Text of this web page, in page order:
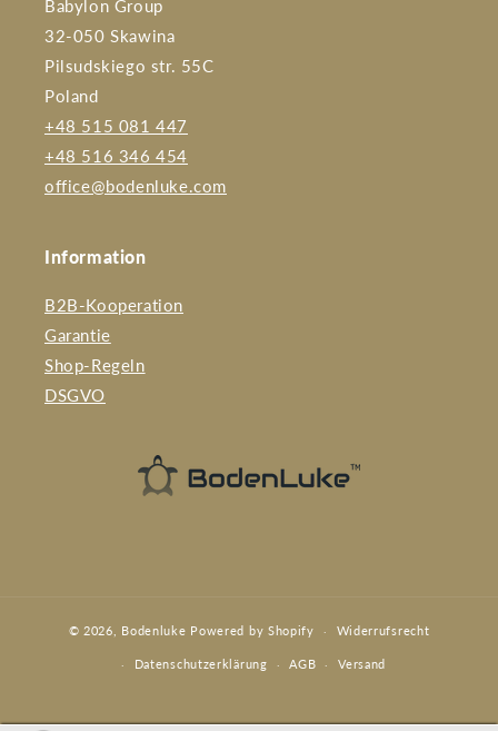
Babylon Group
32-050 Skawina
Pilsudskiego str. 55C
Poland
+48 515 081 447
+48 516 346 454
office@bodenluke.com
Information
B2B-Kooperation
Garantie
Shop-Regeln
DSGVO
© 2026, Bodenluke Powered by Shopify Widerrufsrecht
Datenschutzerklärung AGB Versand